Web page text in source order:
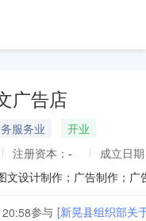
广告店
服务业
开业
注册资本： -
成立日
参与 [新晃县组织部关